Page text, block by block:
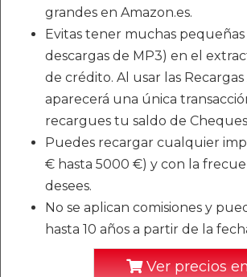
grandes en Amazon.es.
Evitas tener muchas
descargas de MP3) en el
de crédito. Al usar las Recargas
aparecerá una única
recargues tu saldo de
Puedes recargar cualquier
€ hasta 5000 €) y con la
desees.
No se aplican comisiones y
hasta 10 años a partir de la
Ver precios